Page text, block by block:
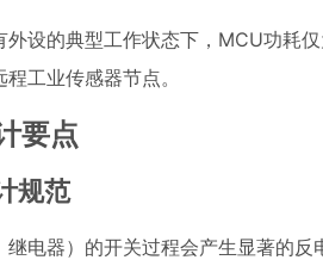
外设的典型工作状态下，MCU功耗
工业传感器节点。
要点
规范
继电器）的开关过程会产生显著的反